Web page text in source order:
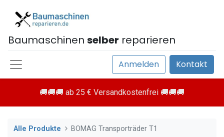
Baumaschinen selber reparieren
Anmelden Kontakt
🚚🚚🚚 ab 25 € Versandkostenfrei 🚚🚚🚚
Alle Produkte BOMAG Transporträder T1